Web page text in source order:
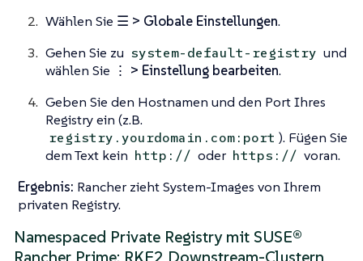
Wählen Sie ☰ > Globale Einstellungen.
Gehen Sie zu system-default-registry und
wählen Sie ⋮ > Einstellung bearbeiten.
Geben Sie den Hostnamen und den Port Ihres
Registry ein (z.B.
registry.yourdomain.com:port ). Fügen Sie
dem Text kein http:// oder https:// voran.
Ergebnis: Rancher zieht System-Images von Ihrem
privaten Registry.
Namespaced Private Registry mit SUSE®